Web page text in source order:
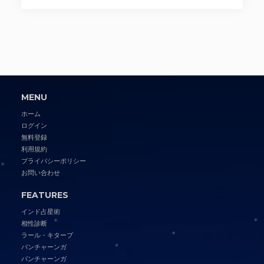
MENU
ホーム
ログイン
無料登録
利用規約
プライバシーポリシー
お問い合わせ
FEATURES
インド占星術
相性診断
ラール・キターブ
パンチャーンガ
パンチャーンガ